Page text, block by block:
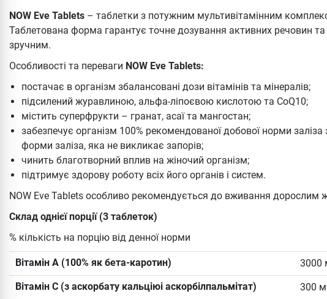
NOW Eve Tablets – таблетки з потужним мультивітамінним
Таблетована форма гарантує точне дозування активних речовин
зручним.
Особливості та переваги NOW Eve Tablets:
постачає в організм збалансовані дози вітамінів та мінералів;
підсилений журавлиною, альфа-ліпоєвою кислотою та CoQ10;
містить суперфрукти – гранат, асаї та мангостан;
забезпечує організм 100% рекомендованої добової норми
форми заліза, яка не викликає запорів;
чинить благотворний вплив на жіночий організм;
підтримує здорову роботу всіх його органів і систем.
NOW Eve Tablets особливо рекомендується до вживання дорослим
Склад однієї порції (3 таблеток)
% кількість на порцію від денної норми
Вітамін А (100% як бета-каротин) 3000
Вітамін С (з аскорбату кальціюі аскорбілпальмітат)
300